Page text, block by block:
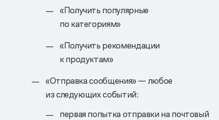
«Получить популярные
по категориям»
«Получить рекомендации
к продуктам»
«Отправка сообщения» — любое
из следующих событий:
первая попытка отправки на почтовый